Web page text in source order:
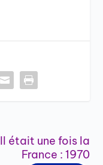
Il était une fois la
France : 1970